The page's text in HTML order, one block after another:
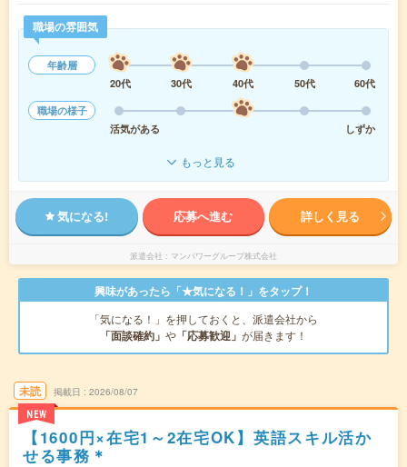
職場の雰囲気
年齢層
20代
30代 40代 50代
60代
職場の様子
活気がある
しずか
もっと見る
気になる! 応募へ進む 詳しく見る
派遣会社 マンパワーグループ株式会社
興味があったら「★気になる！」をタップ！
「気になる！」を押しておくと、派遣会社から
「面談確約」 や 「応募歓迎」 が届きます！
未読
NEW
掲載日 2026/08/07
【1600円×在宅1～2在宅OK】英語スキル活か
せる事務＊